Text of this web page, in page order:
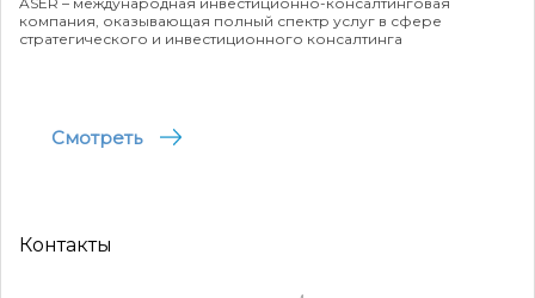
компания, оказывающая полный спектр услуг в сфере
стратегического и инвестиционного консалтинга
Смотреть
Контакты